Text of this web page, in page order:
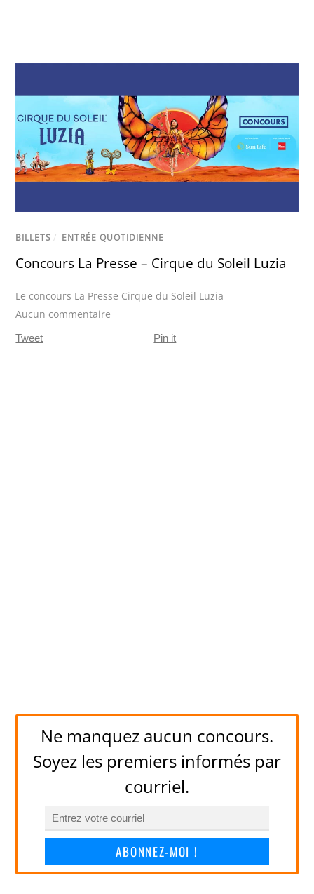
BILLETS / ENTRÉE QUOTIDIENNE
Concours La Presse – Cirque du Soleil Luzia
Le concours La Presse Cirque du Soleil Luzia
Aucun commentaire
Tweet Pin it
Ne manquez aucun concours.
Soyez les premiers informés par
courriel.
ABONNEZ-MOI !